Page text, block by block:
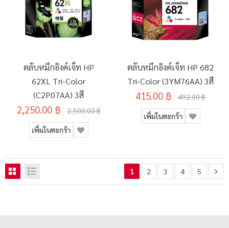
ตลับหมึกอิงค์เจ็ท HP
62XL Tri-Color
(C2P07AA) 3สี
2,250.00 ฿ 2,500.00 ฿
เพิ่มในตะกร้า
ตลับหมึกอิงค์เจ็ท HP 682
Tri-Color (3YM76AA) 3สี
415.00 ฿ 492.00 ฿
เพิ่มในตะกร้า
1 2 3 4 5